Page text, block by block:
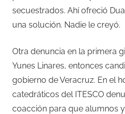
secuestrados. Ahí ofreció
una solución. Nadie le creyó.
Otra denuncia en la primera
Yunes Linares, entonces
gobierno de Veracruz. En el
catedráticos del ITESCO
coacción para que alumnos